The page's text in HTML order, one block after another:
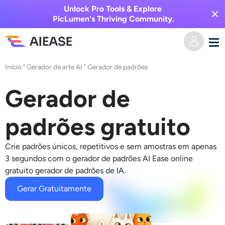
Unlock Pro Tools & Explore
PicLumen's Thriving Community.
Casa
Vídeo AI
Texto para vídeo
Imagem para vídeo
Efeitos de vídeo
Efeitos de vídeo
Imagem AI
Início "Gerador de arte AI " Geradorde padrões
Gerador de
padrões gratuito
Crie padrões únicos, repetitivos e sem amostras em apenas
3 segundos com o gerador de padrões AI Ease online
gratuito gerador de padrões de IA.
Gerar Gratuitamente